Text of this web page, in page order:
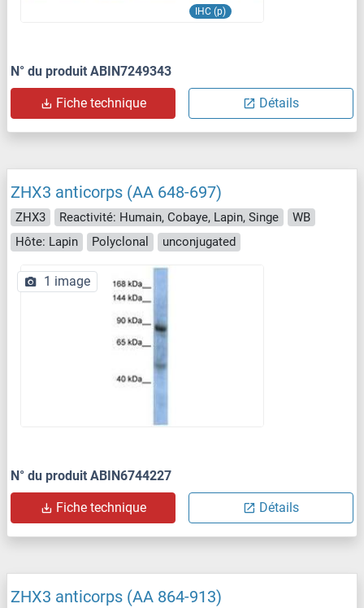
IHC (p)
N° du produit ABIN7249343
Fiche technique Détails
ZHX3 anticorps (AA 648-697)
ZHX3 Reactivité: Humain, Cobaye, Lapin, Singe
WB
Hôte: Lapin
Polyclonal unconjugated
1 image
N° du produit ABIN6744227
Fiche technique Détails
ZHX3 anticorps (AA 864-913)